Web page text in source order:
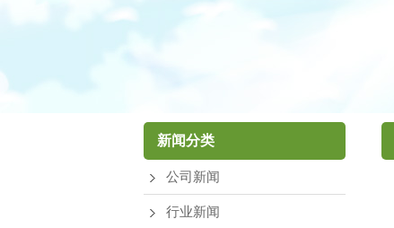
新闻分类
公司新闻
行业新闻